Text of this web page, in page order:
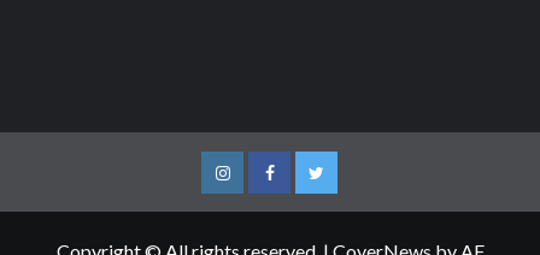
InstagramFacebookTwitter